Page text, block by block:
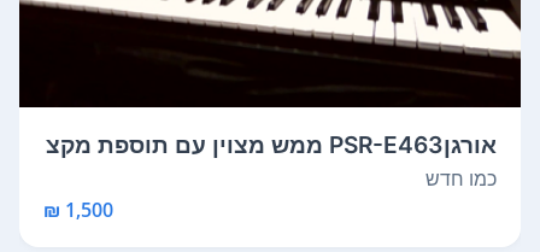
אורגןPSR-E463 ממש מצוין עם תוספת מקצ
בים ...
כמו חדש
1,500 ₪